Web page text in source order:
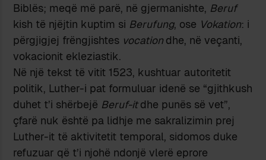
Biblës; meqë më parë, në gjermanishte, Beruf
kish të njëjtin kuptim si Berufung, ose Vokation: i
përgjigjej frëngjishtes vocation dhe, në veçanti,
vokacionit ekleziastik.
Në një tekst të vitit 1523, kushtuar autoritetit
politik, Luther-i pat formuluar idenë se “gjithkush
duhet t’i shërbejë Beruf-itdhe punës së vet”,
çfarë nuk është pa lidhje me sakralizimin prej
Luther-it të aktivitetit temporal, sidomos duke
refuzuar që t’i njohë ndonjë vlerë eprore